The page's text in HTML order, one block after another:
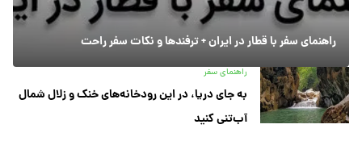
راهنمای سفر با قطار در ایران + ترفندها و نکات سفر راحت
راهنمای سفر
به جای دریا، در این رودخانه‌های خنک و زلال شمال
آب‌تنی کنید